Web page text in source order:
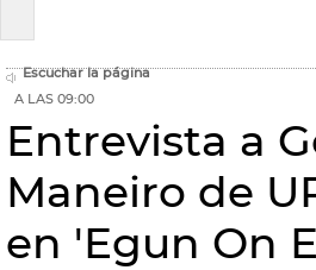
Escuchar la página
A LAS 09:00
Entrevista a
Maneiro de
en 'Egun On